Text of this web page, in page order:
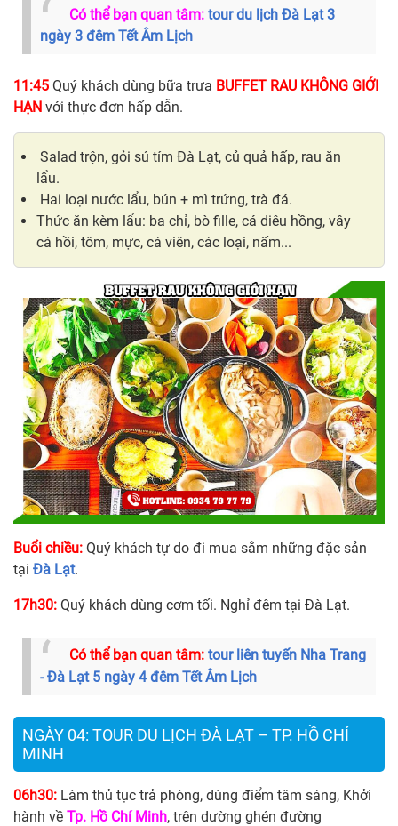
Có thể bạn quan tâm: tour du lịch Đà Lạt 3
ngày 3 đêm Tết Âm Lịch
11:45 Quý khách dùng bữa trưa BUFFET RAU KHÔNG GIỚI
HẠN với thực đơn hấp dẫn.
Salad trộn, gỏi sú tím Đà Lạt, củ quả hấp, rau ăn
lẩu.
Hai loại nước lẩu, bún + mì trứng, trà đá.
Thức ăn kèm lẩu: ba chỉ, bò fille, cá diêu hồng, vây
cá hồi, tôm, mực, cá viên, các loại, nấm...
Buổi chiều: Quý khách tự do đi mua sắm những đặc sản
tại Đà Lạt.
17h30: Quý khách dùng cơm tối. Nghỉ đêm tại Đà Lạt.
Có thể bạn quan tâm: tour liên tuyến Nha Trang
- Đà Lạt 5 ngày 4 đêm Tết Âm Lịch
NGÀY 04: TOUR DU LỊCH ĐÀ LẠT – TP. HỒ CHÍ
MINH
06h30: Làm thủ tục trả phòng, dùng điểm tâm sáng, Khởi
hành về Tp. Hồ Chí Minh, trên dường ghén đường